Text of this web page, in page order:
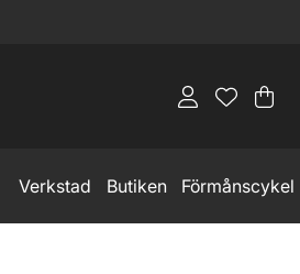
.
Verkstad Butiken Förmånscykel